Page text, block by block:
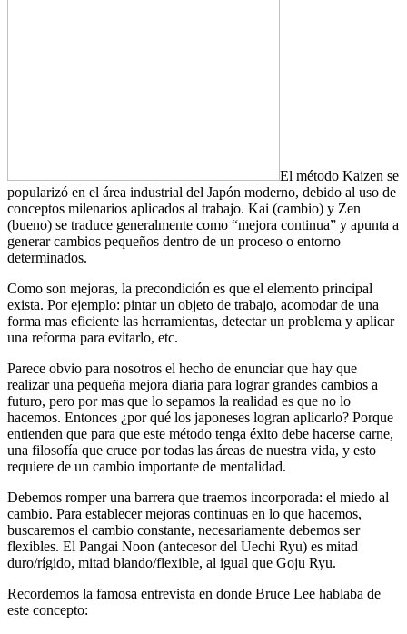
El método Kaizen se
popularizó en el área industrial del Japón moderno, debido al uso de
conceptos milenarios aplicados al trabajo. Kai (cambio) y Zen
(bueno) se traduce generalmente como “mejora continua” y apunta a
generar cambios pequeños dentro de un proceso o entorno
determinados.
Como son mejoras, la precondición es que el elemento principal
exista. Por ejemplo: pintar un objeto de trabajo, acomodar de una
forma mas eficiente las herramientas, detectar un problema y aplicar
una reforma para evitarlo, etc.
Parece obvio para nosotros el hecho de enunciar que hay que
realizar una pequeña mejora diaria para lograr grandes cambios a
futuro, pero por mas que lo sepamos la realidad es que no lo
hacemos. Entonces ¿por qué los japoneses logran aplicarlo? Porque
entienden que para que este método tenga éxito debe hacerse carne,
una filosofía que cruce por todas las áreas de nuestra vida, y esto
requiere de un cambio importante de mentalidad.
Debemos romper una barrera que traemos incorporada: el miedo al
cambio. Para establecer mejoras continuas en lo que hacemos,
buscaremos el cambio constante, necesariamente debemos ser
flexibles. El Pangai Noon (antecesor del Uechi Ryu) es mitad
duro/rígido, mitad blando/flexible, al igual que Goju Ryu.
Recordemos la famosa entrevista en donde Bruce Lee hablaba de
este concepto: